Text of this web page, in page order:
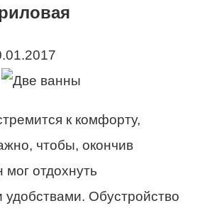
к комфорту,
чтобы, окончив
мог отдохнуть
Обустройство